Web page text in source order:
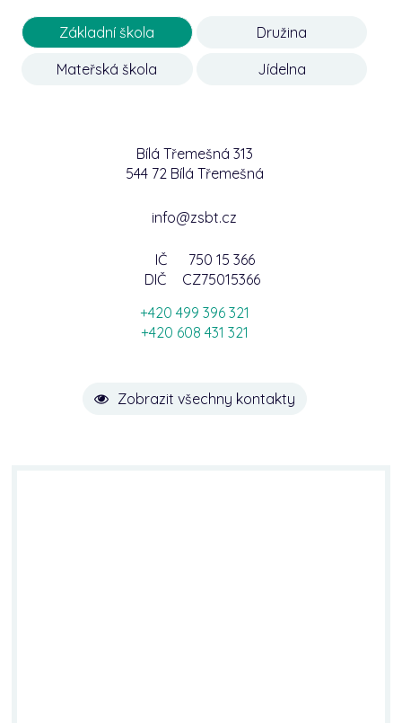
Základní škola Družina
Mateřská škola Jídelna
Bílá Třemešná 313
544 72 Bílá Třemešná
info@zsbt.cz
IČ
750 15 366
DIČ
CZ75015366
+420 499 396 321
+420 608 431 321
Zobrazit všechny kontakty